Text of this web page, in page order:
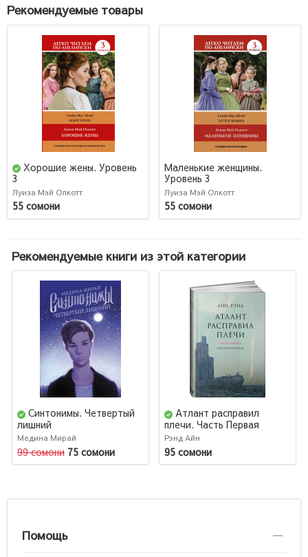
Рекомендуемые товары
Хорошие жены. Уровень
3
Луиза Мэй Олкотт
55 сомони
Маленькие женщины.
Уровень 3
Луиза Мэй Олкотт
55 сомони
Рекомендуемые книги из этой категории
Синтонимы. Четвертый
лишний
Медина Мирай
99 сомони 75 сомони
Атлант расправил
плечи. Часть Первая
Рэнд Айн
95 сомони
Помощь